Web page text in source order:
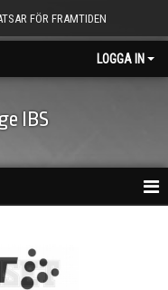
FÖR FRAMTIDEN
LOGGA IN
IBS